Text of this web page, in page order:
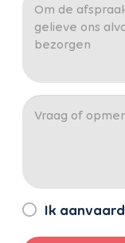
Ik aanvaard